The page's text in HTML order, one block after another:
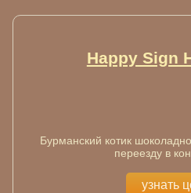
Happy Sign
Бурманский котик
переезду в
узнать